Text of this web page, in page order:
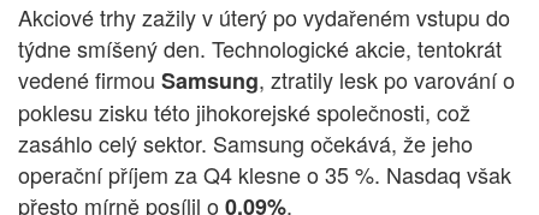
Akciové trhy zažily v úterý po vydařeném vstupu do
týdne smíšený den. Technologické akcie, tentokrát
vedené firmou Samsung, ztratily lesk po varování o
poklesu zisku této jihokorejské společnosti, což
zasáhlo celý sektor. Samsung očekává, že jeho
operační příjem za Q4 klesne o 35 %. Nasdaq však
přesto mírně posílil o 0,09%.